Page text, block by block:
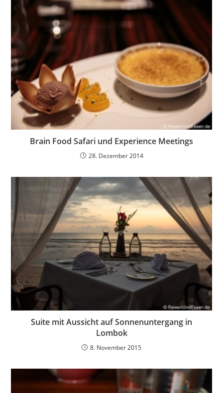
Brain Food Safari und Experience Meetings
28. Dezember 2014
Suite mit Aussicht auf Sonnenuntergang in
Lombok
8. November 2015